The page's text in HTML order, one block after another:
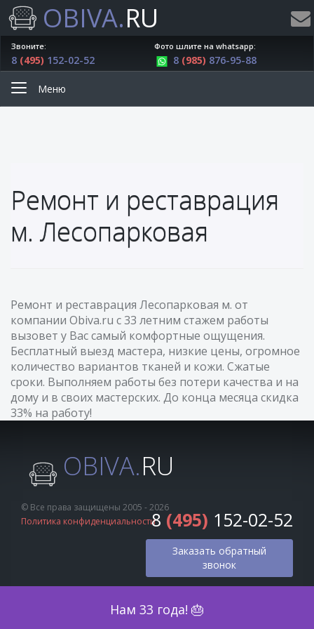
OBIVA.RU
Нам 33 года! 🎂
Звоните:
8 (495) 152-02-52
Фото шлите на whatsapp:
8 (985) 876-95-88
Меню
Ремонт и реставрация
м. Лесопарковая
Ремонт и реставрация Лесопарковая м. от
компании Obiva.ru с 33 летним стажем работы
вызовет у Вас самый комфортные ощущения.
Бесплатный выезд мастера, низкие цены, огромное
количество вариантов тканей и кожи. Сжатые
сроки. Выполняем работы без потери качества и на
дому и в своих мастерских. До конца месяца скидка
33% на работу!
OBIVA.RU
© Все права защищены 2005 - 2026
Политика конфиденциальности8 (495) 152-02-52
Заказать обратный
звонок